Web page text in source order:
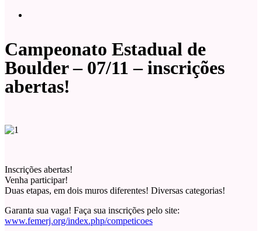
Campeonato Estadual de
Boulder – 07/11 – inscrições
abertas!
Inscrições abertas!
Venha participar!
Duas etapas, em dois muros diferentes! Diversas categorias!
Garanta sua vaga! Faça sua inscrições pelo site:
www.femerj.org/index.php/competicoes